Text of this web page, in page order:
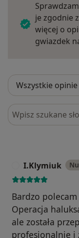
je zgodnie
więcej o
gwiazdek
Szukaj w opiniach
I.Klymiuk
Bardzo
Operacja
ale została
profesjonalnie i